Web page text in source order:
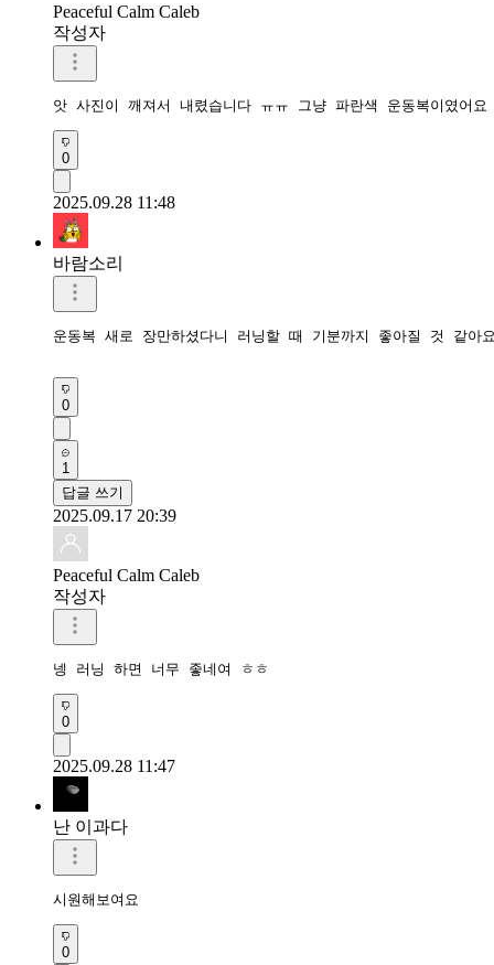
Peaceful Calm Caleb
작성자
앗 사진이 깨져서 내렸습니다 ㅠㅠ 그냥 파란색 운동복이였어요
0
2025.09.28 11:48
바람소리
운동복 새로 장만하셨다니 러닝할 때 기분까지 좋아질 것 같
0
1
답글 쓰기
2025.09.17 20:39
Peaceful Calm Caleb
작성자
넹 러닝 하면 너무 좋네여 ㅎㅎ
0
2025.09.28 11:47
난 이과다
시원해보여요
0